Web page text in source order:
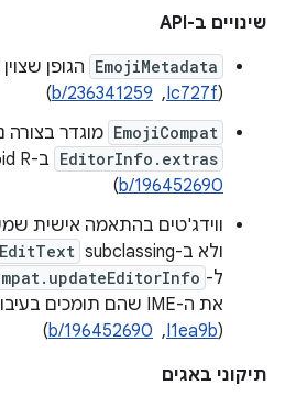
שינויים ב-API
EmojiMetadata
(
Ic727f
, ‏
b/236341259
)
EmojiCompat מוגדר בצורה
EditorInfo.extras ב-Android R‏ (
b/196452690
)
ולא ב-subclassing
EditText
ל-
את ה-IME שהם תומכים בעיבוד
‫(
I1ea9b
, ‏
b/196452690
)
תיקוני באגים